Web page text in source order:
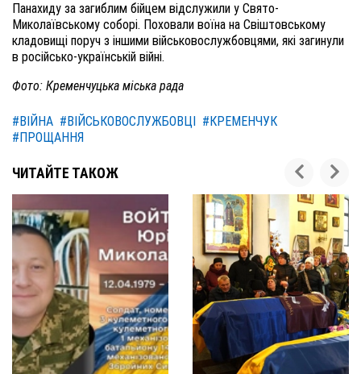
Панахиду за загиблим бійцем відслужили у Свято-
Миколаївському соборі. Поховали воїна на Свіштовському
кладовищі поруч з іншими військовослужбовцями, які загинули
в російсько-українській війні.
Фото: Кременчуцька міська рада
#ВІЙНА #ВІЙСЬКОВОСЛУЖБОВЦІ #КРЕМЕНЧУК
#ПРОЩАННЯ
ЧИТАЙТЕ ТАКОЖ